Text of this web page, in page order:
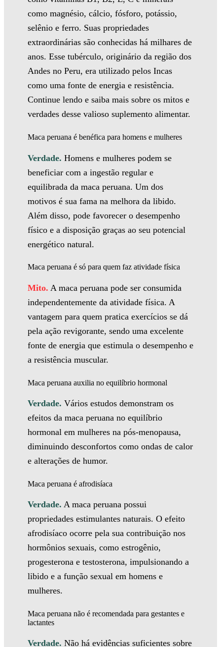
como magnésio, cálcio, fósforo, potássio,
selênio e ferro. Suas propriedades
extraordinárias são conhecidas há milhares de
anos. Esse tubérculo, originário da região dos
Andes no Peru, era utilizado pelos Incas
como uma fonte de energia e resistência.
Continue lendo e saiba mais sobre os mitos e
verdades desse valioso suplemento alimentar.
Maca peruana é benéfica para homens e mulheres
Verdade. Homens e mulheres podem se
beneficiar com a ingestão regular e
equilibrada da maca peruana. Um dos
motivos é sua fama na melhora da libido.
Além disso, pode favorecer o desempenho
físico e a disposição graças ao seu potencial
energético natural.
Maca peruana é só para quem faz atividade física
Mito. A maca peruana pode ser consumida
independentemente da atividade física. A
vantagem para quem pratica exercícios se dá
pela ação revigorante, sendo uma excelente
fonte de energia que estimula o desempenho e
a resistência muscular.
Maca peruana auxilia no equilíbrio hormonal
Verdade. Vários estudos demonstram os
efeitos da maca peruana no equilíbrio
hormonal em mulheres na pós-menopausa,
diminuindo desconfortos como ondas de calor
e alterações de humor.
Maca peruana é afrodisíaca
Verdade. A maca peruana possui
propriedades estimulantes naturais. O efeito
afrodisíaco ocorre pela sua contribuição nos
hormônios sexuais, como estrogênio,
progesterona e testosterona, impulsionando a
libido e a função sexual em homens e
mulheres.
Maca peruana não é recomendada para gestantes e
lactantes
Verdade. Não há evidências suficientes sobre